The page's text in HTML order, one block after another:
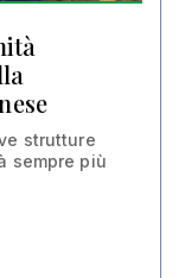
strutture
sempre più